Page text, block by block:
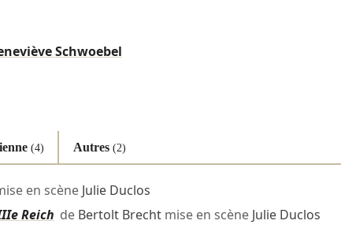
Schwoebel
(4) Autres(2)
en scène Julie Duclos
Reich de Bertolt Brechtmise en scène Julie Duclos